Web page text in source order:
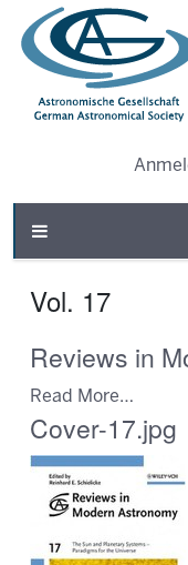
Vol. 17
Reviews in
Read More…
Cover-17.jpg